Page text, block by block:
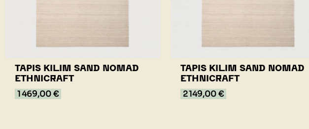
TAPIS KILIM SAND NOMAD
ETHNICRAFT
1 469,00 €
TAPIS KILIM SAND NOMAD
ETHNICRAFT
2 149,00 €